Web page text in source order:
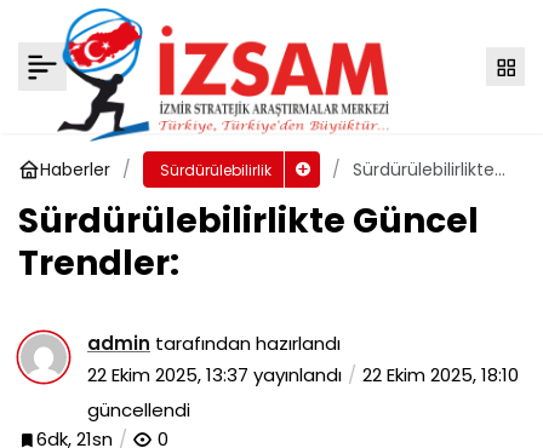
Haberler Sürdürülebilirlik
Sürdürülebilirlikte
Sürdürülebilirlikte Güncel
Trendler:
admin tarafından hazırlandı
22 Ekim 2025, 13:37 yayınlandı
22 Ekim 2025, 18:10
güncellendi
6dk, 21sn
0
Sürdürülebilirlikte Güncel Trendler:
Yorum Yap